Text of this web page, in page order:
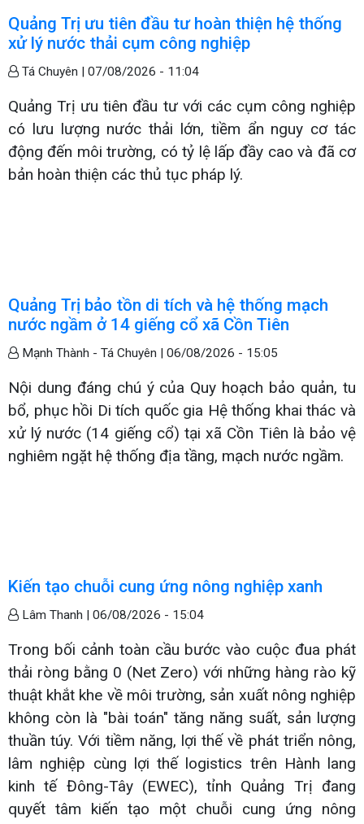
Quảng Trị ưu tiên đầu tư hoàn thiện hệ thống
xử lý nước thải cụm công nghiệp
Tá Chuyên | 07/08/2026 - 11:04
Quảng Trị ưu tiên đầu tư với các cụm công nghiệp
có lưu lượng nước thải lớn, tiềm ẩn nguy cơ tác
động đến môi trường, có tỷ lệ lấp đầy cao và đã cơ
bản hoàn thiện các thủ tục pháp lý.
Quảng Trị bảo tồn di tích và hệ thống mạch
nước ngầm ở 14 giếng cổ xã Cồn Tiên
Mạnh Thành - Tá Chuyên | 06/08/2026 - 15:05
Nội dung đáng chú ý của Quy hoạch bảo quản, tu
bổ, phục hồi Di tích quốc gia Hệ thống khai thác và
xử lý nước (14 giếng cổ) tại xã Cồn Tiên là bảo vệ
nghiêm ngặt hệ thống địa tầng, mạch nước ngầm.
Kiến tạo chuỗi cung ứng nông nghiệp xanh
Lâm Thanh | 06/08/2026 - 15:04
Trong bối cảnh toàn cầu bước vào cuộc đua phát
thải ròng bằng 0 (Net Zero) với những hàng rào kỹ
thuật khắt khe về môi trường, sản xuất nông nghiệp
không còn là "bài toán" tăng năng suất, sản lượng
thuần túy. Với tiềm năng, lợi thế về phát triển nông,
lâm nghiệp cùng lợi thế logistics trên Hành lang
kinh tế Đông-Tây (EWEC), tỉnh Quảng Trị đang
quyết tâm kiến tạo một chuỗi cung ứng nông